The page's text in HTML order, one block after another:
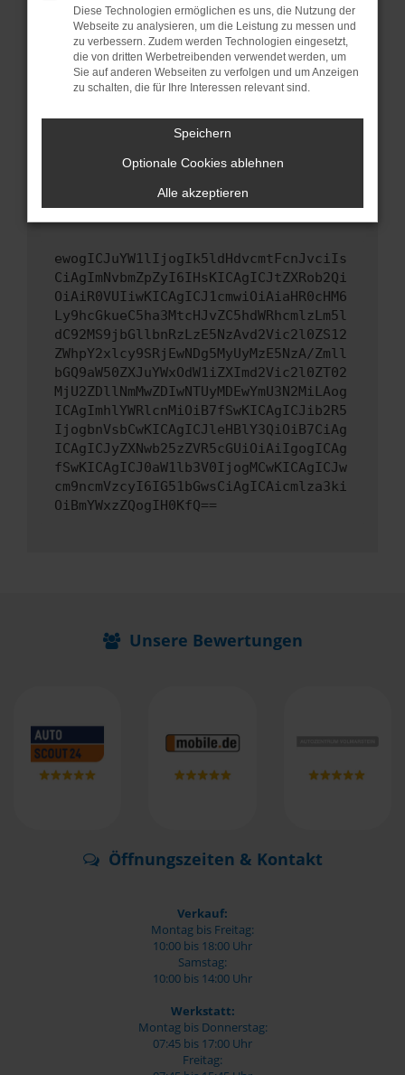
sind.
Veraltete Software birgt nicht nur ein
Sicherheitsrisiko, sondern kann auch dazu
führen, dass bestimmte Funktionen nicht mehr
unterstützt werden.
Wende dich an den Webseitenbetreiber.
Wenn du alle oben genannten Schritte versucht
hast, kontaktiere uns bitte. Wir werden
versuchen, das Problem zu beheben. Du kannst
uns diesen Text schicken, um uns bei der
ewogICJuYW1lIjogIk5ldHdvcmtFcnJvciIs
CiAgImNvbmZpZyI6IHsKICAgICJtZXRob2Qi
OiAiR0VUIiwKICAgICJ1cmwiOiAiaHR0cHM6
Ly9hcGkueC5ha3MtcHJvZC5hdWRhcmlzLm5l
dC92MS9jbGllbnRzLzE5NzAvd2Vic2l0ZS12
ZWhpY2xlcy9SRjEwNDg5MyUyMzE5NzA/Zmll
bGQ9aW50ZXJuYWxOdW1iZXImd2Vic2l0ZT02
MjU2ZDllNmMwZDIwNTUyMDEwYmU3N2MiLAog
ICAgImhlYWRlcnMiOiB7fSwKICAgICJib2R5
IjogbnVsbCwKICAgICJleHBlY3QiOiB7CiAg
ICAgICJyZXNwb25zZVR5cGUiOiAiIgogICAg
fSwKICAgICJ0aW1lb3V0IjogMCwKICAgICJw
cm9ncmVzcyI6IG51bGwsCiAgICAicmlza3ki
OiBmYWxzZQogIH0KfQ==
Unsere Bewertungen
Öffnungszeiten & Kontakt
Verkauf:
Montag bis Freitag:
10:00 bis 18:00 Uhr
Samstag:
10:00 bis 14:00 Uhr
Werkstatt:
Montag bis Donnerstag:
07:45 bis 17:00 Uhr
Freitag:
Diese Technologien ermöglichen es uns, die Nutzung der
Webseite zu analysieren, um die Leistung zu messen und
zu verbessern. Zudem werden Technologien eingesetzt,
die von dritten Werbetreibenden verwendet werden, um
Sie auf anderen Webseiten zu verfolgen und um Anzeigen
zu schalten, die für Ihre Interessen relevant sind.
Speichern
Optionale Cookies ablehnen
Alle akzeptieren